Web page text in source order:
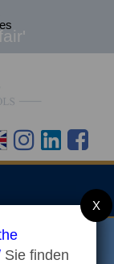
▼
Sie finden
X